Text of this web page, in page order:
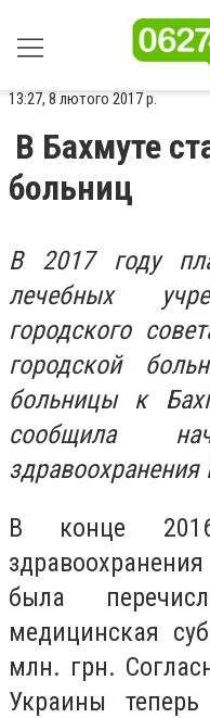
13:27, 8 лютого 2017 р.
В Бахмуте
больниц
В 2017 году
лечебных
городского
городской
больницы к
сообщила
В конце
была
медицинская
млн. грн.
Украины